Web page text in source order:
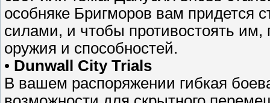
особняке Бригморов вам придется
силами, и чтобы противостоять им,
оружия и способностей.
• Dunwall City Trials
В вашем распоряжении гибкая